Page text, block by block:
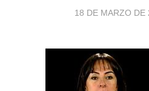
18 DE MARZO DE